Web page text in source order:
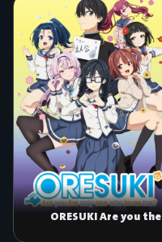
ORESUKI Are you the